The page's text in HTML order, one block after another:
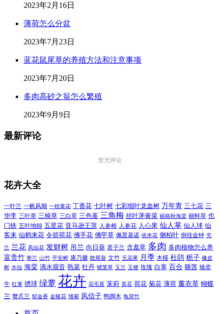
2023年2月16日
薄荷怎么分盆
2023年7月23日
蓝花鼠尾草的养殖方法和注意事项
2023年7月20日
多肉高砂之翁怎么繁殖
2023年9月9日
最新评论
暂无评论
花卉大全
一叶兰 一帆风顺 一枝黄花 丁香花 七叶树 七彩细叶龙血树 万年青 三七花 三
华李 三叶草 三棱草 三白草 三色堇 三角梅 丝叶茅膏菜 丽格秋海棠 丽蚌草 也
门铁 五叶地锦 五星花 亚马逊王莲 人参榕 人参花 人心果 仙人掌 仙人球 仙
客来 仙鹤来花 令箭荷花 佛手花 佛甲草 佩普基诺 依米花 侧柏叶 倒挂金钟 兜
兰 兰花 凤仙花 发财树 吊兰 向日葵 君子兰 含羞草 多肉 多肉植物怎么养
富贵竹 寒兰 山竹 平安树 康乃馨 散尾葵 文竹 无花果 月季 木槿 杜鹃 栀子 橡皮
树 水仙 海棠 滴水观音 熟菜 牡丹 猪笼草 玉兰 玉簪 玫瑰 白掌 百合 睡莲 矮牵
牛 红掌 绣球 绿萝 花卉 花毛茛 茉莉 茶花 荷花 菊花 薄荷 薰衣草 蝴蝶
兰 蟹爪兰 郁金香 金银花 雏菊 风信子 鸭脚木 龟背竹